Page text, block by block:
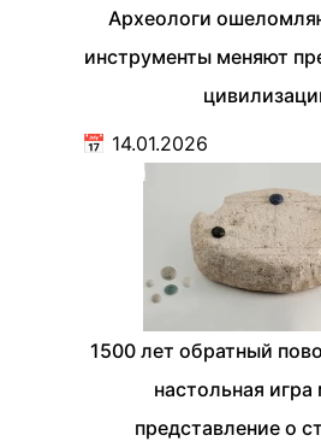
Археологи
инструменты меняют
📅 14.01.2026
1500 лет обратный
настольная игра
представление о